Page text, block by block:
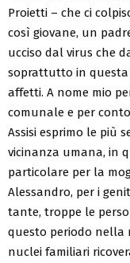
Proietti – che ci
così giovane, un
ucciso dal virus che
soprattutto in questa
affetti. A nome mio
comunale e per
Assisi esprimo le più
vicinanza umana, in
particolare per la
Alessandro, per i
tante, troppe le
questo periodo nella
nuclei familiari